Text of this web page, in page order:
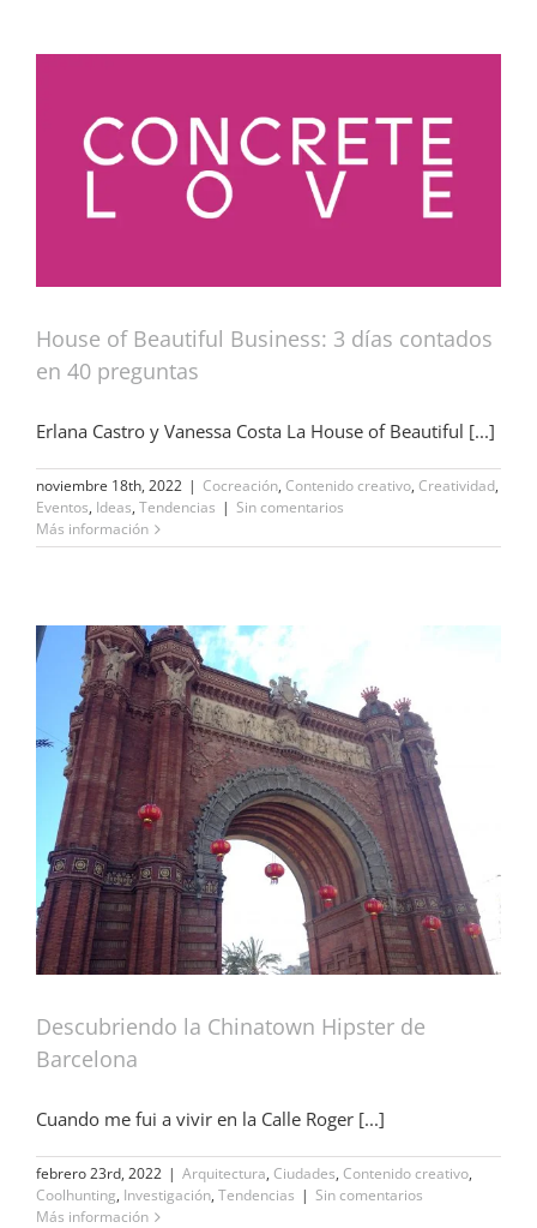
House of Beautiful Business: 3 días contados
en 40 preguntas
Erlana Castro y Vanessa Costa La House of Beautiful [...]
noviembre 18th, 2022 | Cocreación, Contenido creativo, Creatividad,
Eventos, Ideas, Tendencias | Sin comentarios
Más información
Descubriendo la Chinatown Hipster de
Barcelona
Cuando me fui a vivir en la Calle Roger [...]
febrero 23rd, 2022 | Arquitectura, Ciudades, Contenido creativo,
Coolhunting, Investigación, Tendencias | Sin comentarios
Más información